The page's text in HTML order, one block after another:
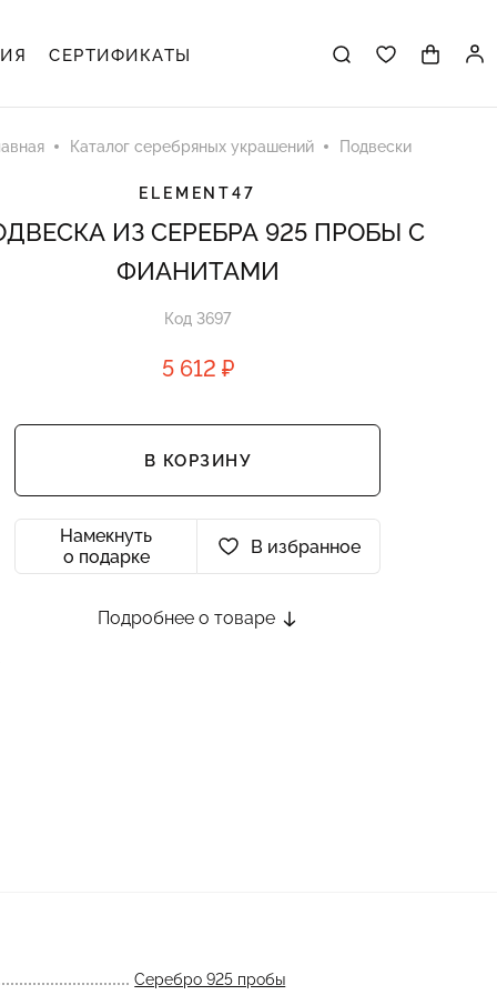
СЕРТИФИКАТЫ
Каталог серебряных украшений Подвески
ELEMENT47
ИЗ СЕРЕБРА 925 ПРОБЫ С
ФИАНИТАМИ
Код 3697
5 612 ₽
В КОРЗИНУ
Намекнуть
о подарке
В избранное
Подробнее о товаре
Серебро 925 пробы